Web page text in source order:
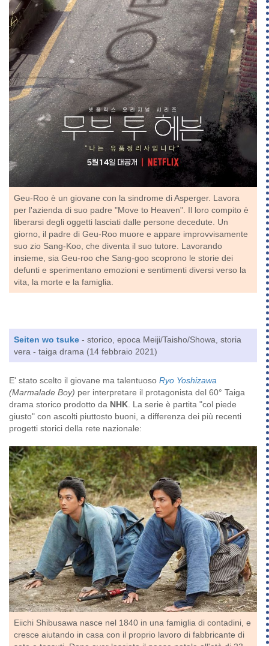
Geu-Roo è un giovane con la sindrome di Asperger. Lavora
per l'azienda di suo padre "Move to Heaven". Il loro compito è
liberarsi degli oggetti lasciati dalle persone decedute. Un
giorno, il padre di Geu-Roo muore e appare improvvisamente
suo zio Sang-Koo, che diventa il suo tutore. Lavorando
insieme, sia Geu-roo che Sang-goo scoprono le storie dei
defunti e sperimentano emozioni e sentimenti diversi verso la
vita, la morte e la famiglia.
Seiten wo tsuke - storico, epoca Meiji/Taisho/Showa, storia
vera - taiga drama (14 febbraio 2021)
E' stato scelto il giovane ma talentuoso Ryo Yoshizawa
(Marmalade Boy) per interpretare il protagonista del 60° Taiga
drama storico prodotto da NHK. La serie è partita "col piede
giusto" con ascolti piuttosto buoni, a differenza dei più recenti
progetti storici della rete nazionale:
Eiichi Shibusawa nasce nel 1840 in una famiglia di contadini, e
cresce aiutando in casa con il proprio lavoro di fabbricante di